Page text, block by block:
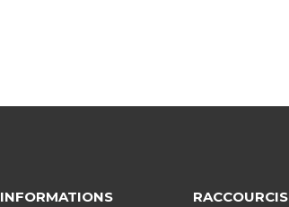
INFORMATIONS
RACCOURCIS